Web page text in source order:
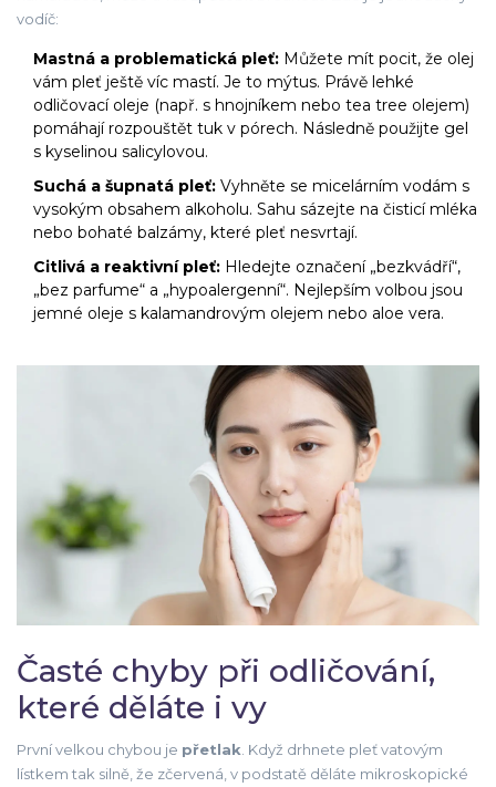
vodíč:
Mastná a problematická pleť: Můžete mít pocit, že olej
vám pleť ještě víc mastí. Je to mýtus. Právě lehké
odličovací oleje (např. s hnojníkem nebo tea tree olejem)
pomáhají rozpouštět tuk v pórech. Následně použijte gel
s kyselinou salicylovou.
Suchá a šupnatá pleť: Vyhněte se micelárním vodám s
vysokým obsahem alkoholu. Sahu sázejte na čisticí mléka
nebo bohaté balzámy, které pleť nesvrtají.
Citlivá a reaktivní pleť: Hledejte označení „bezkvádří“,
„bez parfume“ a „hypoalergenní“. Nejlepším volbou jsou
jemné oleje s kalamandrovým olejem nebo aloe vera.
Časté chyby při odličování,
které děláte i vy
První velkou chybou je přetlak. Když drhnete pleť vatovým
lístkem tak silně, že zčervená, v podstatě děláte mikroskopické